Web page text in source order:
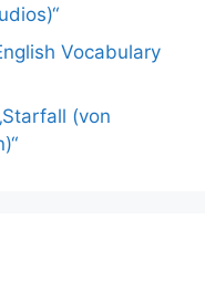
Vocabulary
(von